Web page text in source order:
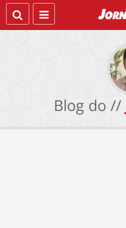
Blog do //